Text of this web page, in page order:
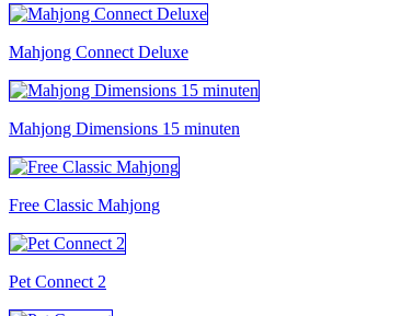
Mahjong Connect Deluxe
Mahjong Dimensions 15 minuten
Free Classic Mahjong
Pet Connect 2